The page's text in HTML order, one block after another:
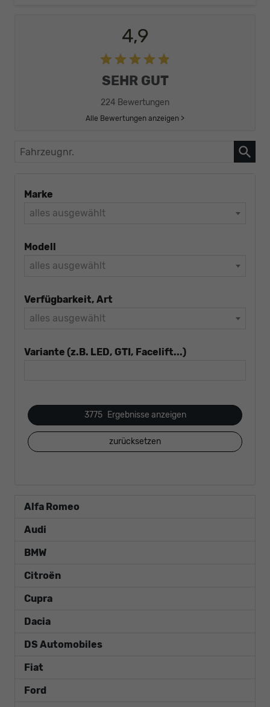
4,9
SEHR GUT
224 Bewertungen
Alle Bewertungen anzeigen >
Fahrzeugnr.
Marke
alles ausgewählt
Modell
alles ausgewählt
Verfügbarkeit, Art
alles ausgewählt
Variante (z.B. LED, GTI, Facelift...)
3775 Ergebnisse anzeigen
zurücksetzen
Alfa Romeo
Audi
BMW
Citroën
Cupra
Dacia
DS Automobiles
Fiat
Ford